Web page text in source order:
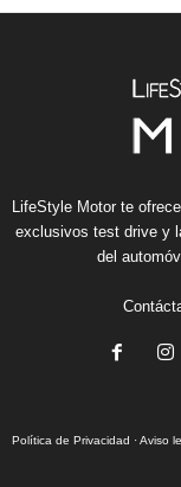
LifeStyle Motor te
exclusivos test drive y
del
Política de Privacidad ·Aviso